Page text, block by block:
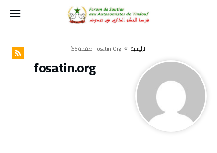
‫الرئيسية‬ Fosatin.org(‫صفحة‬ 55)
fosatin.org